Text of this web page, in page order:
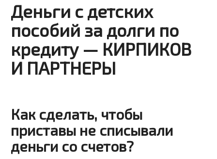
Деньги с детских
пособий за долги по
кредиту — КИРПИКОВ
И ПАРТНЕРЫ
Как сделать, чтобы
приставы не списывали
деньги со счетов?